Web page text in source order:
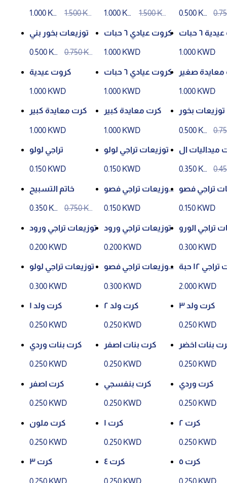
1.000 KW
1.500 KW
1.000 KW
1.500 KW
0.500 KW
توزيعات بخور بني
0.500 KW
0.750 KW
كروت عيادي ٦ حبات
1.000 KWD
٦ حبات
1.000 KWD
كروت عيدية
1.000 KWD
كروت عيادي ٦ حبات
1.000 KWD
صغير
1.000 KWD
كرت معايدة كبير
1.000 KWD
كرت معايدة كبير
1.000 KWD
توزيعات بخور
0.500 KW
تراجي لولو
0.150 KWD
توزيعات تراجي لولو
0.150 KWD
ميداليات ال
0.350 KW
خاتم التسبيح
0.350 KW
0.750 KW
توزيعات تراجي فصو
0.150 KWD
تراجي فصو
0.150 KWD
توزيعات تراجي ورود
0.200 KWD
توزيعات تراجي ورود
0.200 KWD
تراجي الورو
0.300 KWD
توزيعات تراجي لولو
0.300 KWD
توزيعات تراجي فصو
0.300 KWD
١٢ حبة
2.000 KWD
كرت ولد ١
0.250 KWD
كرت ولد ٢
0.250 KWD
كرت ولد ٣
0.250 KWD
كرت بنات وردي
0.250 KWD
كرت بنات اصفر
0.250 KWD
بنات اخضر
0.250 KWD
كرت اصفر
0.250 KWD
كرت بنفسجي
0.250 KWD
كرت وردي
0.250 KWD
كرت ملون
0.250 KWD
كرت ١
0.250 KWD
كرت ٢
0.250 KWD
كرت ٣
0.250 KWD
كرت ٤
0.250 KWD
كرت ٥
0.250 KWD